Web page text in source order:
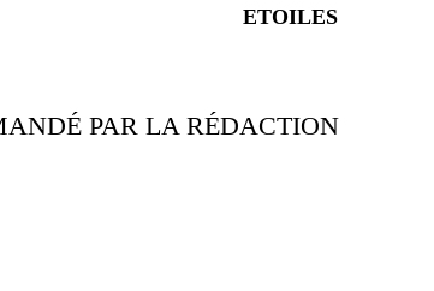
ETOILES
PAR LA RÉDACTION